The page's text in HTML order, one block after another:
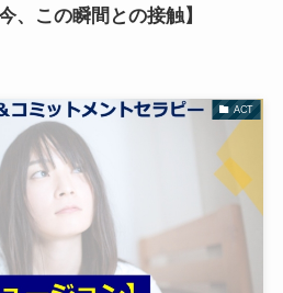
、この瞬間との接触】
ACT